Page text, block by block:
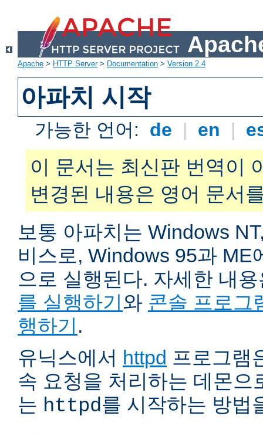
Apache > HTTP Server> Documentation > Version 2.4
아파치 시작
가능한 언어: de | en |
이 문서는 최신판 번역이
변경된 내용은 영어 문서
보통 아파치는 Windows
비스로, Windows 95과 ME
으로 실행된다. 자세한 내
를 실행하기와 콘솔 프로그
행하기 .
유닉스에서 httpd 프로그램
속 요청을 처리하는 데몬으
는 httpd를 시작하는 방법